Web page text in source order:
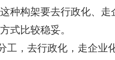
种构架要去行政化、
式比较稳妥。
工，去行政化，走企